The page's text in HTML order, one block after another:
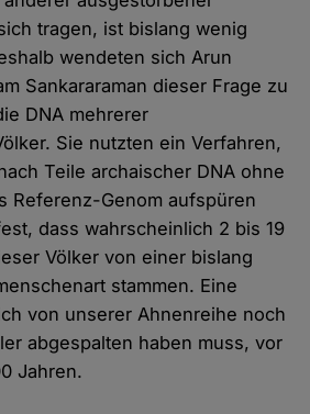
tragen, ist bislang wenig
wendeten sich Arun
Sankararaman dieser Frage zu
DNA mehrerer
Sie nutzten ein Verfahren,
Teile archaischer DNA ohne
Referenz-Genom aufspüren
dass wahrscheinlich 2 bis 19
Völker von einer bislang
stammen. Eine
von unserer Ahnenreihe noch
abgespalten haben muss, vor
Jahren.